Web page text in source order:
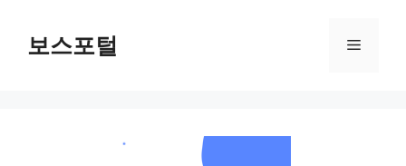
보스포털 메